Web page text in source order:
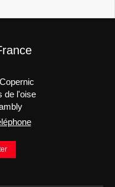
de l'oise